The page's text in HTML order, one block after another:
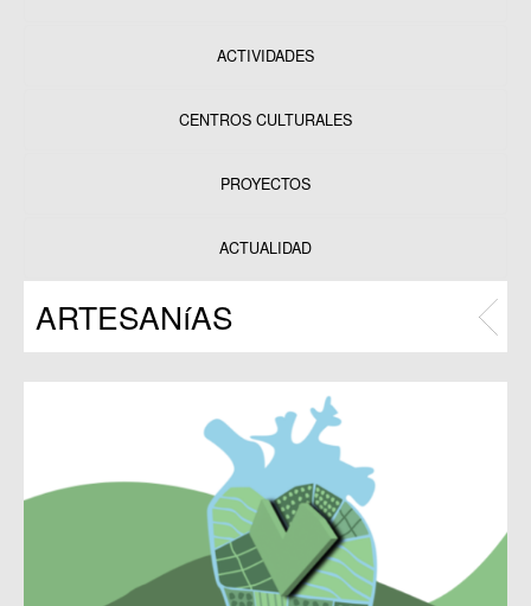
ACTIVIDADES
CENTROS CULTURALES
PROYECTOS
Programas
ACTUALIDAD
ARTESANíAS